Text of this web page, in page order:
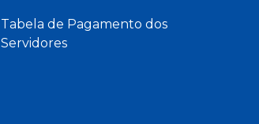
Tabela de Pagamento dos
Servidores